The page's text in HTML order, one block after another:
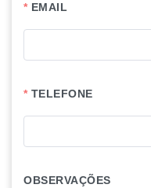
EMAIL
TELEFONE
OBSERVAÇÕES